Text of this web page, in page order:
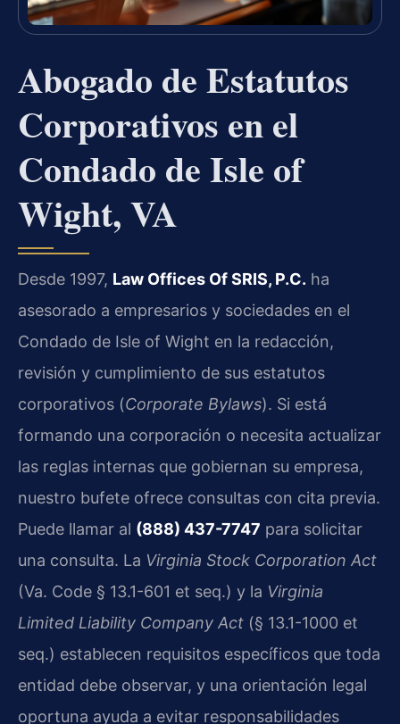
Abogado de Estatutos
Corporativos en el
Condado de Isle of
Wight, VA
Desde 1997, Law Offices Of SRIS, P.C. ha
asesorado a empresarios y sociedades en el
Condado de Isle of Wight en la redacción,
revisión y cumplimiento de sus estatutos
corporativos (Corporate Bylaws). Si está
formando una corporación o necesita actualizar
las reglas internas que gobiernan su empresa,
nuestro bufete ofrece consultas con cita previa.
Puede llamar al (888) 437-7747 para solicitar
una consulta. La Virginia Stock Corporation Act
(Va. Code § 13.1-601 et seq.) y la Virginia
Limited Liability Company Act (§ 13.1-1000 et
seq.) establecen requisitos específicos que toda
entidad debe observar, y una orientación legal
oportuna ayuda a evitar responsabilidades